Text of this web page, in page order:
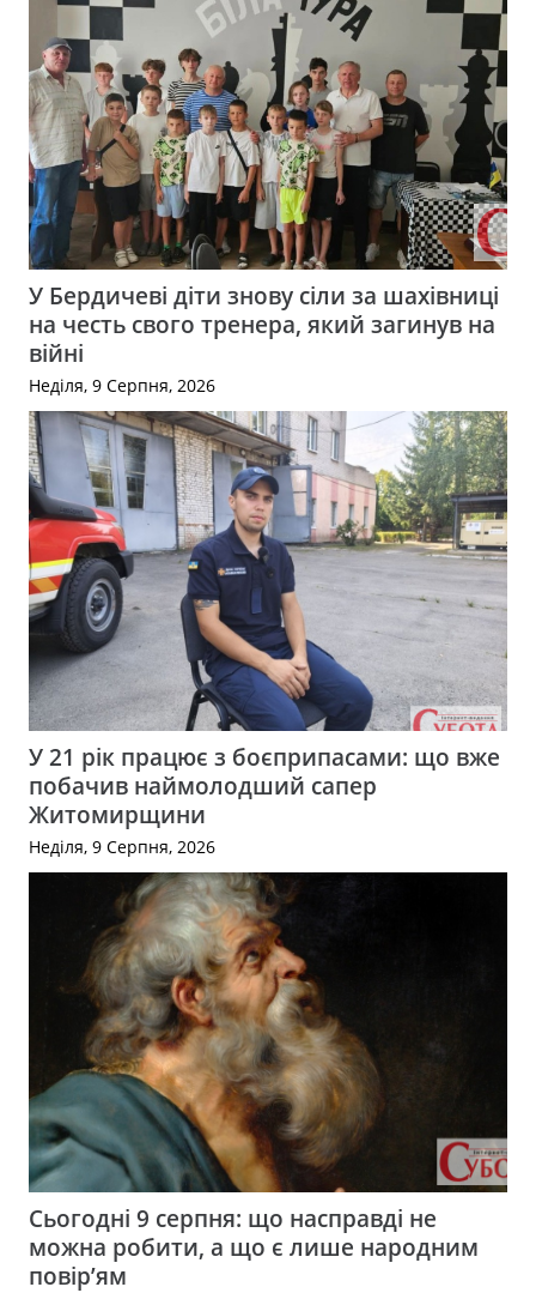
У Бердичеві діти знову сіли за шахівниці
на честь свого тренера, який загинув на
війні
Неділя, 9 Серпня, 2026
У 21 рік працює з боєприпасами: що вже
побачив наймолодший сапер
Житомирщини
Неділя, 9 Серпня, 2026
Сьогодні 9 серпня: що насправді не
можна робити, а що є лише народним
повір’ям